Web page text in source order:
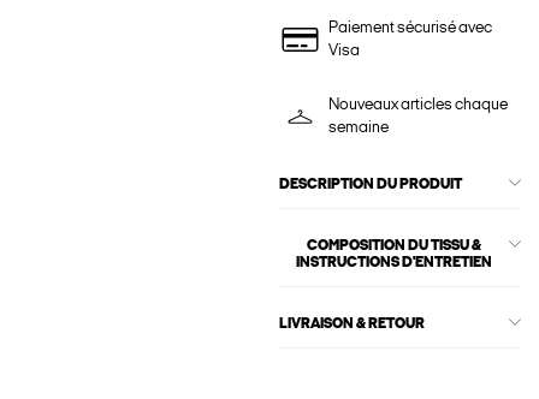
Paiement sécurisé avec
Visa
Nouveaux articles chaque
semaine
DESCRIPTION DU PRODUIT
COMPOSITION DU TISSU &
INSTRUCTIONS D'ENTRETIEN
LIVRAISON & RETOUR